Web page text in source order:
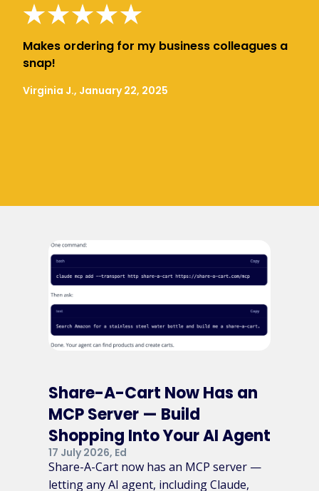
Makes ordering for my business colleagues a
snap!
Virginia J., January 22, 2025
Share-A-Cart Now Has an
MCP Server — Build
Shopping Into Your AI Agent
17 July 2026, Ed
Share-A-Cart now has an MCP server —
letting any AI agent, including Claude,